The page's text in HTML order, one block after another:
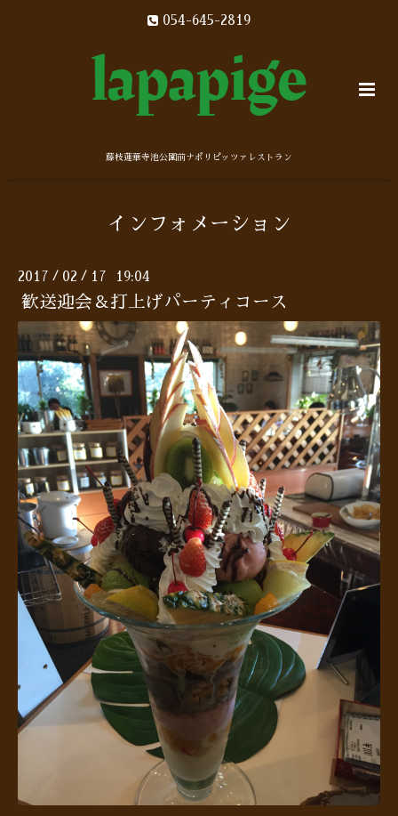
054-645-2819
藤枝蓮華寺池公園前ナポリピッツァレストラン
インフォメーション
2017 / 02 / 17 19:04
歓送迎会＆打上げパーティコース